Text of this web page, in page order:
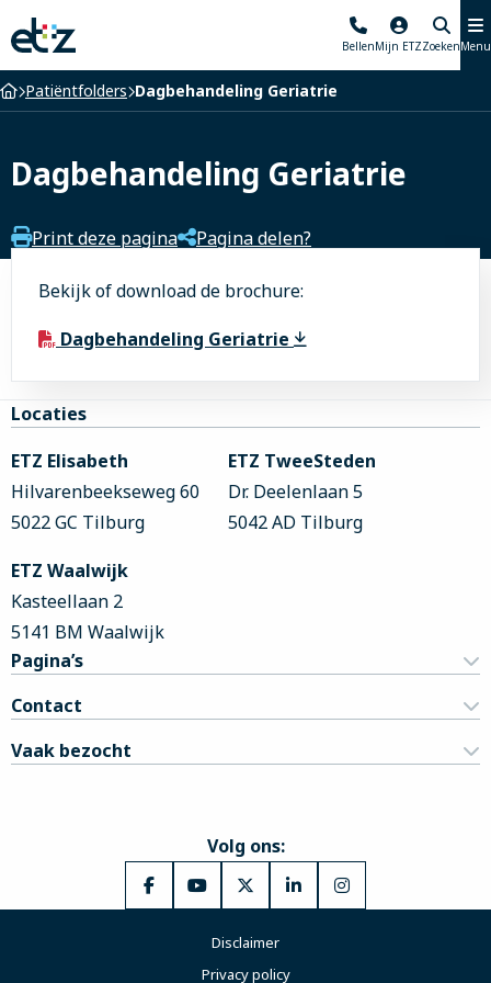
Elisabeth-
TweeSteden
Ziekenhuis
BellenMijn ETZZoekenMenu
Home
Patiëntfolders Dagbehandeling Geriatrie
Dagbehandeling Geriatrie
Print deze pagina Pagina delen?
Bekijk of download de brochure:
Dagbehandeling Geriatrie
Site
footer
Locaties
ETZ Elisabeth
Hilvarenbeekseweg 60
5022 GC Tilburg
ETZ TweeSteden
Dr. Deelenlaan 5
5042 AD Tilburg
ETZ Waalwijk
Kasteellaan 2
5141 BM Waalwijk
Pagina’s
Contact
Vaak bezocht
Volg ons:
Ga
Facebook
Ga
YouTube
Ga
X
Ga
Ga
Disclaimer
Privacy policy